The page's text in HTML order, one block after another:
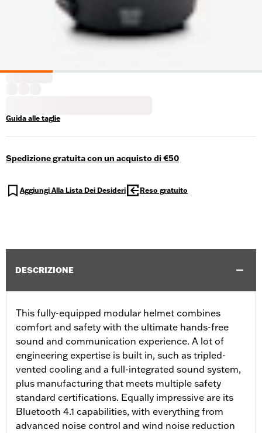
Guida alle taglie
Spedizione gratuita con un acquisto di €50
Aggiungi Alla Lista Dei Desideri Reso gratuito
DESCRIZIONE
This fully-equipped modular helmet combines
comfort and safety with the ultimate hands-free
sound and communication experience. A lot of
engineering expertise is built in, such as tripled-
vented cooling and a full-integrated sound system,
plus manufacturing that meets multiple safety
standard certifications. Equally impressive are its
Bluetooth 4.1 capabilities, with everything from
advanced noise control and wind noise reduction